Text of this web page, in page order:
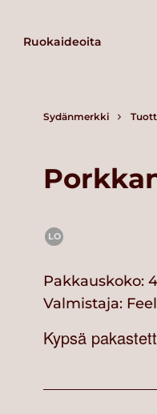
Ruokaideoita
Sydänmerkki
LO
Pakkauskoko:
Valmistaja:
Kypsä